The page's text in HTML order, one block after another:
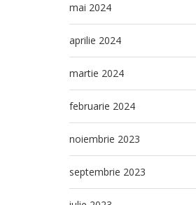
mai 2024
aprilie 2024
martie 2024
februarie 2024
noiembrie 2023
septembrie 2023